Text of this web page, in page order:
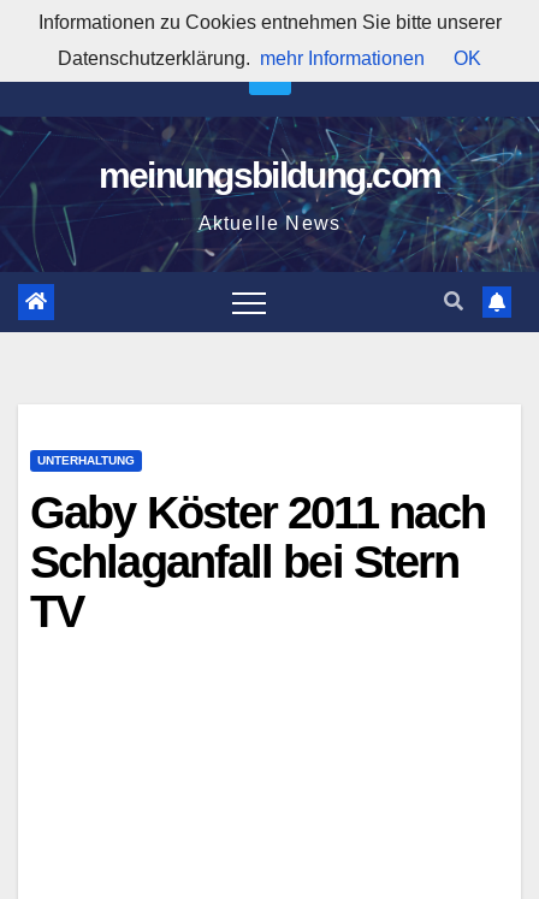
springen
10:56:57 PM
meinungsbildung.com
Aktuelle News
UNTERHALTUNG
Gaby Köster 2011 nach
Schlaganfall bei Stern
TV
Informationen zu Cookies entnehmen Sie bitte unserer
Datenschutzerklärung. mehr Informationen OK